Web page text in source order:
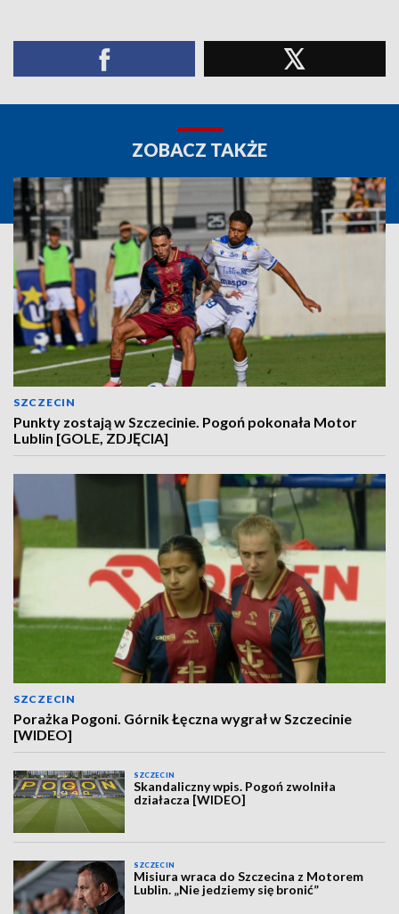
ZOBACZ TAKŻE
SZCZECIN
Punkty zostają w Szczecinie. Pogoń pokonała Motor
Lublin [GOLE, ZDJĘCIA]
SZCZECIN
Porażka Pogoni. Górnik Łęczna wygrał w Szczecinie
[WIDEO]
SZCZECIN
Skandaliczny wpis. Pogoń zwolniła
działacza [WIDEO]
SZCZECIN
Misiura wraca do Szczecina z Motorem
Lublin. „Nie jedziemy się bronić”